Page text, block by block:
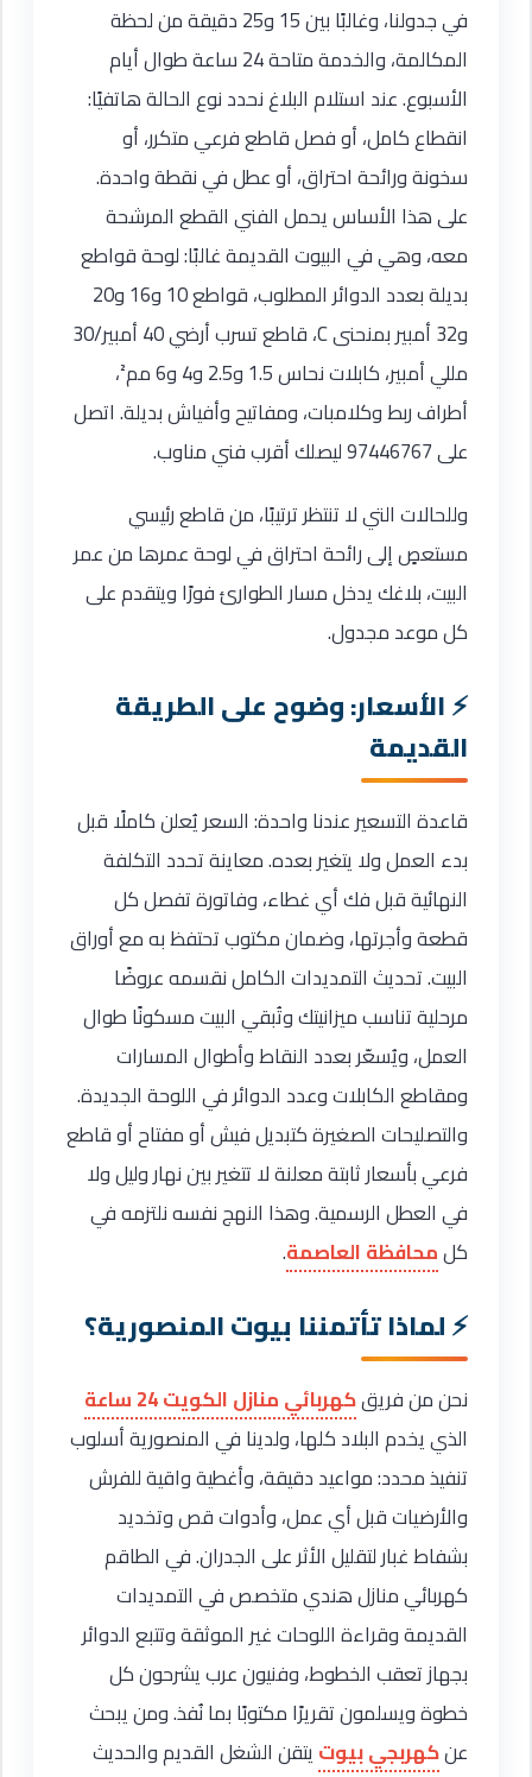
في جدولنا، وغالبًا بين 15 و25 دقيقة من لحظة
المكالمة، والخدمة متاحة 24 ساعة طوال أيام
الأسبوع. عند استلام البلاغ نحدد نوع الحالة هاتفيًا:
انقطاع كامل، أو فصل قاطع فرعي متكرر، أو
سخونة ورائحة احتراق، أو عطل في نقطة واحدة.
على هذا الأساس يحمل الفني القطع المرشحة
معه، وهي في البيوت القديمة غالبًا: لوحة قواطع
بديلة بعدد الدوائر المطلوب، قواطع 10 و16 و20
و32 أمبير بمنحنى C، قاطع تسرب أرضي 40 أمبير/30
مللي أمبير، كابلات نحاس 1.5 و2.5 و4 و6 مم²،
أطراف ربط وكلامبات، ومفاتيح وأفياش بديلة. اتصل
على 97446767 ليصلك أقرب فني مناوب.
وللحالات التي لا تنتظر ترتيبًا، من قاطع رئيسي
مستعصٍ إلى رائحة احتراق في لوحة عمرها من عمر
البيت، بلاغك يدخل مسار الطوارئ فورًا ويتقدم على
كل موعد مجدول.
الأسعار: وضوح على الطريقة
القديمة
قاعدة التسعير عندنا واحدة: السعر يُعلن كاملًا قبل
بدء العمل ولا يتغير بعده. معاينة تحدد التكلفة
النهائية قبل فك أي غطاء، وفاتورة تفصل كل
قطعة وأجرتها، وضمان مكتوب تحتفظ به مع أوراق
البيت. تحديث التمديدات الكامل نقسمه عروضًا
مرحلية تناسب ميزانيتك وتُبقي البيت مسكونًا طوال
العمل، ويُسعّر بعدد النقاط وأطوال المسارات
ومقاطع الكابلات وعدد الدوائر في اللوحة الجديدة.
والتصليحات الصغيرة كتبديل فيش أو مفتاح أو قاطع
فرعي بأسعار ثابتة معلنة لا تتغير بين نهار وليل ولا
في العطل الرسمية. وهذا النهج نفسه نلتزمه في
كلمحافظة العاصمة.
لماذا تأتمننا بيوت المنصورية؟
نحن من فريقكهربائي منازل الكويت 24 ساعة
الذي يخدم البلاد كلها، ولدينا في المنصورية أسلوب
تنفيذ محدد: مواعيد دقيقة، وأغطية واقية للفرش
والأرضيات قبل أي عمل، وأدوات قص وتخديد
بشفاط غبار لتقليل الأثر على الجدران. في الطاقم
كهربائي منازل هندي متخصص في التمديدات
القديمة وقراءة اللوحات غير الموثقة وتتبع الدوائر
بجهاز تعقب الخطوط، وفنيون عرب يشرحون كل
خطوة ويسلمون تقريرًا مكتوبًا بما نُفذ. ومن يبحث
عنكهربجي بيوت يتقن الشغل القديم والحديث